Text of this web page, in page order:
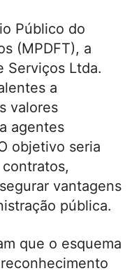
Público do
(MPDFT), a
Serviços Ltda.
a
valores
agentes
objetivo seria
vantagens
pública.
que o esquema